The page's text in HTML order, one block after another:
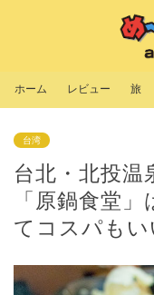
ホーム レビュー 旅
台湾
台北・北投温
「原鍋食堂
てコスパもい